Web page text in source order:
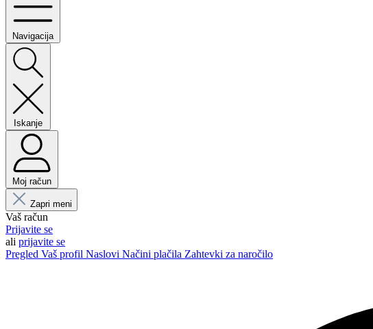
Navigacija
Iskanje
Moj račun
Zapri meni
Vaš račun
Prijavite se
ali prijavite se
Pregled Vaš profil Naslovi Načini plačila Zahtevki za naročilo